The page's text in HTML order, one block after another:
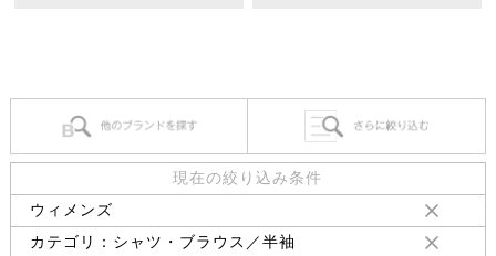
現在の絞り込み条件
ウィメンズ
カテゴリ：シャツ・ブラウス／半袖